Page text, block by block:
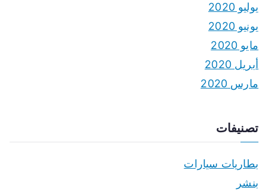
يوليو 2020
يونيو 2020
مايو 2020
أبريل 2020
مارس 2020
تصنيفات
بطاريات سيارات
بنشر